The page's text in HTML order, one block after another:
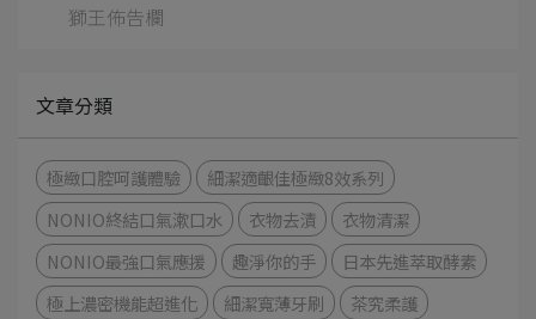
獅王佈告欄
文章分類
極緻口腔呵護體驗
細潔適齦佳極緻8效系列
NONIO終結口氣漱口水
衣物去漬
衣物清潔
NONIO最強口氣應援
趣淨你的手
日本先進萃取酵素
極上濃密機能超進化
細潔寬薄牙刷
茶究柔護